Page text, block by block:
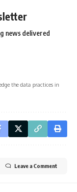
news delivered
the data practices in
Leave a Comment